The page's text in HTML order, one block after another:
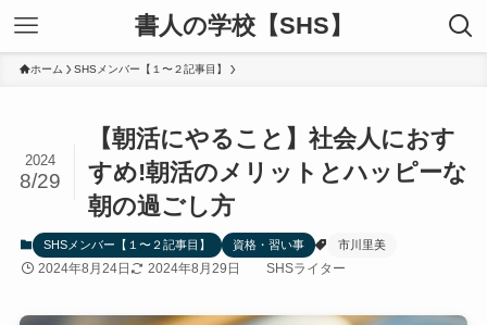
書人の学校【SHS】
ホーム SHSメンバー【１〜２記事目】
【朝活にやること】社会人におす
すめ!朝活のメリットとハッピーな
朝の過ごし方
2024
8/29
SHSメンバー【１〜２記事目】 資格・習い事 市川里美
2024年8月24日 2024年8月29日 SHSライター